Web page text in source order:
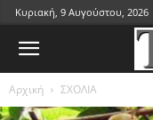
Κυριακή, 9 Αυγούστου, 2026
Αρχική ΣΧΟΛΙΑ